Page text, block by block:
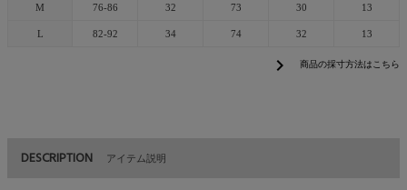
M 76-86 32 73 30 13
L 82-92 34 74 32 13
chevron_right 商品の採寸方法はこちら
DESCRIPTION アイテム説明